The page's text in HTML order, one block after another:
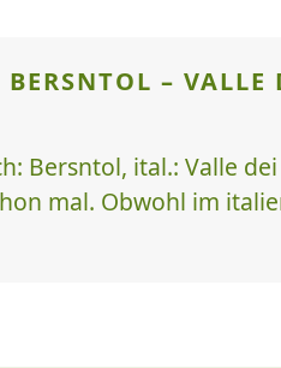
– VALLE
Bersntol, ital.: Valle dei
mal. Obwohl im